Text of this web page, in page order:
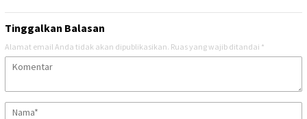
Tinggalkan Balasan
Alamat email Anda tidak akan dipublikasikan. Ruas yang wajib ditandai *